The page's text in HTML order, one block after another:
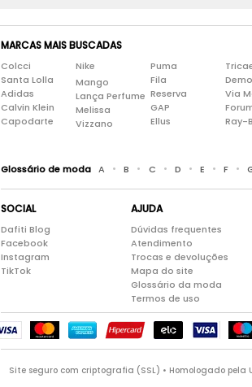
MARCAS MAIS BUSCADAS
Colcci
Santa Lolla
Adidas
Calvin Klein
Capodarte
Nike
Mango
Lança Perfume
Melissa
Vizzano
Puma
Fila
Reserva
GAP
Ellus
Via
Ray-
Glossário de moda A • B • C • D • E • F •
SOCIAL
Dafiti Blog
Facebook
Instagram
TikTok
AJUDA
Dúvidas frequentes
Atendimento
Trocas e devoluções
Mapa do site
Glossário da moda
Termos de uso
Site seguro com criptografia (SSL) • Homologado pela